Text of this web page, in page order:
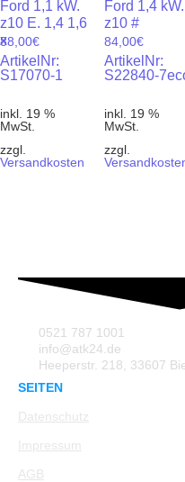
Ford 1,1 kW.
z10 E. 1,4 1,6
x
88,00€
ArtikelNr:
S17070-1
inkl. 19 %
MwSt.
zzgl.
Versandkosten
Ford 1,4 kW.
z10 #
84,00€
ArtikelNr:
S22840-
inkl. 19 %
MwSt.
zzgl.
0521 787 1001
info@atk24.de
Heeperstr. 218, 33607
SEITEN
Datenschutz
Impressum
AGB